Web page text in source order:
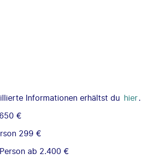
Informationen erhältst du hier .
€
299 €
ab 2.400 €